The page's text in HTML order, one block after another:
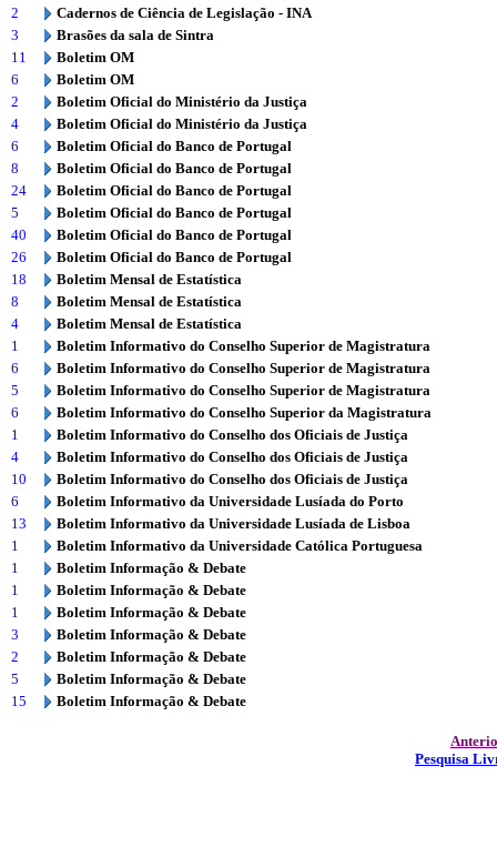
2
Cadernos de Ciência de Legislação - INA
3
Brasões da sala de Sintra
11
Boletim OM
6
Boletim OM
2
Boletim Oficial do Ministério da Justiça
4
Boletim Oficial do Ministério da Justiça
6
Boletim Oficial do Banco de Portugal
8
Boletim Oficial do Banco de Portugal
24
Boletim Oficial do Banco de Portugal
5
Boletim Oficial do Banco de Portugal
40
Boletim Oficial do Banco de Portugal
26
Boletim Oficial do Banco de Portugal
18
Boletim Mensal de Estatística
8
Boletim Mensal de Estatística
4
Boletim Mensal de Estatística
1
Boletim Informativo do Conselho Superior de Magistratura
6
Boletim Informativo do Conselho Superior de Magistratura
5
Boletim Informativo do Conselho Superior de Magistratura
6
Boletim Informativo do Conselho Superior da Magistratura
1
Boletim Informativo do Conselho dos Oficiais de Justiça
4
Boletim Informativo do Conselho dos Oficiais de Justiça
10
Boletim Informativo do Conselho dos Oficiais de Justiça
6
Boletim Informativo da Universidade Lusíada do Porto
13
Boletim Informativo da Universidade Lusíada de Lisboa
1
Boletim Informativo da Universidade Católica Portuguesa
1
Boletim Informação & Debate
1
Boletim Informação & Debate
1
Boletim Informação & Debate
3
Boletim Informação & Debate
2
Boletim Informação & Debate
5
Boletim Informação & Debate
15
Boletim Informação & Debate
Pesquisa